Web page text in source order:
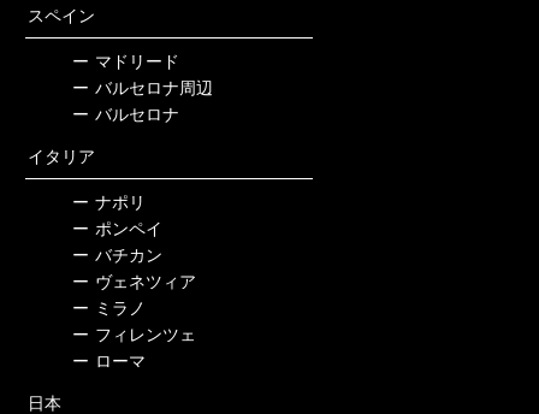
スペイン
ー マドリード
ー バルセロナ周辺
ー バルセロナ
イタリア
ー ナポリ
ー ポンペイ
ー バチカン
ー ヴェネツィア
ー ミラノ
ー フィレンツェ
ー ローマ
日本